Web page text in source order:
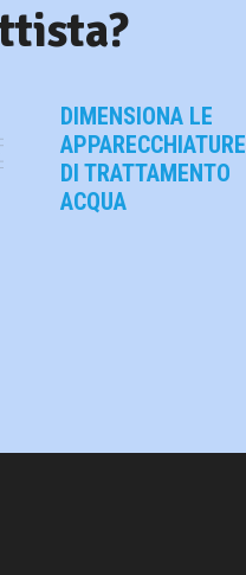
DIMENSIONA LE
APPARECCHIATURE
DI TRATTAMENTO
ACQUA